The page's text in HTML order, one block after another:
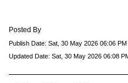
Posted By
Publish Date: Sat, 30 May 2026 06:06
Updated Date: Sat, 30 May 2026 06:08